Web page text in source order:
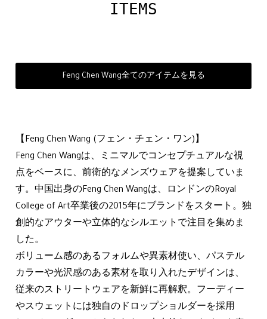
ITEMS
Feng Chen Wang全てのアイテムを見る
【Feng Chen Wang (フェン・チェン・ワン)】
Feng Chen Wangは、ミニマルでコンセプチュアルな視
点をベースに、前衛的なメンズウェアを提案していま
す。中国出身のFeng Chen Wangは、ロンドンのRoyal
College of Art卒業後の2015年にブランドをスタート。独
創的なアウターや立体的なシルエットで注目を集めま
した。
ボリューム感のあるフォルムや異素材使い、パステル
カラーや光沢感のある素材を取り入れたデザインは、
従来のストリートウェアを新鮮に再解釈。フーディー
やスウェットには独自のドロップショルダーを採用